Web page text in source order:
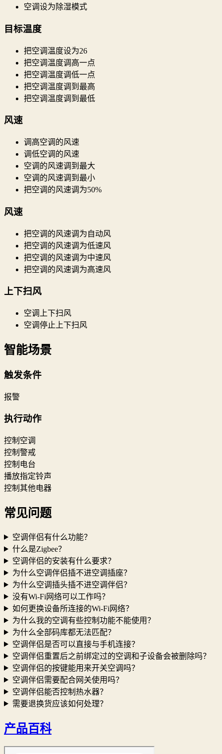
空调设为除湿模式
目标温度
把空调温度设为26
把空调温度调高一点
把空调温度调低一点
把空调温度调到最高
把空调温度调到最低
风速
调高空调的风速
调低空调的风速
空调的风速调到最大
空调的风速调到最小
把空调的风速调为50%
风速
把空调的风速调为自动风
把空调的风速调为低速风
把空调的风速调为中速风
把空调的风速调为高速风
上下扫风
空调上下扫风
空调停止上下扫风
智能场景
触发条件
报警
执行动作
控制空调
控制警戒
控制电台
播放指定铃声
控制其他电器
常见问题
空调伴侣有什么功能？
什么是Zigbee？
空调伴侣的安装有什么要求？
为什么空调伴侣插不进空调插座？
为什么空调插头插不进空调伴侣？
没有Wi-Fi网络可以工作吗？
如何更换设备所连接的Wi-Fi网络？
为什么我的空调有些控制功能不能使用？
为什么全部码库都无法匹配？
空调伴侣是否可以直接与手机连接？
空调伴侣重置后之前绑定过的空调和子设备会被删除吗？
空调伴侣的按键能用来开关空调吗？
空调伴侣需要配合网关使用吗？
空调伴侣能否控制热水器？
需要退换货应该如何处理？
产品百科